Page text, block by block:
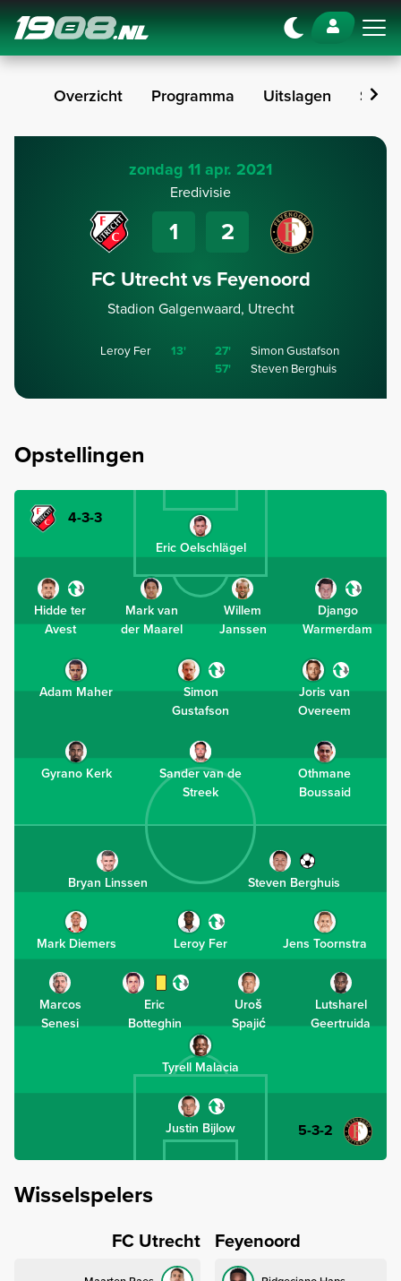
Navigation
Overzicht Programma Uitslagen Stand
zondag 11 apr. 2021
Eredivisie
1 2
FC Utrecht vs Feyenoord
Stadion Galgenwaard, Utrecht
Leroy Fer 13' 27'
Simon Gustafson
57'
Steven Berghuis
Opstellingen
4-3-3
Eric Oelschlägel
Hidde ter
Avest
Mark van
der Maarel
Willem
Janssen
Django
Warmerdam
Adam Maher
Simon
Gustafson
Joris van
Overeem
Gyrano Kerk
Sander van de
Streek
Othmane
Boussaid
Justin Bijlow
Lutsharel
Geertruida
Uroš
Spajić
Eric
Botteghin
Marcos
Senesi
Tyrell Malacia
Jens Toornstra
Leroy Fer
Mark Diemers
Steven Berghuis
Bryan Linssen
5-3-2
Wisselspelers
FC Utrecht Feyenoord